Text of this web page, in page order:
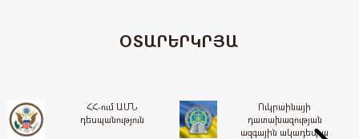
ՕՏԱՐԵՐԿՐՅԱ
ՀՀ-ում ԱՄՆ
դեսպանություն
Ուկրաինայի
դատախազության
ազգային ակադեմիա